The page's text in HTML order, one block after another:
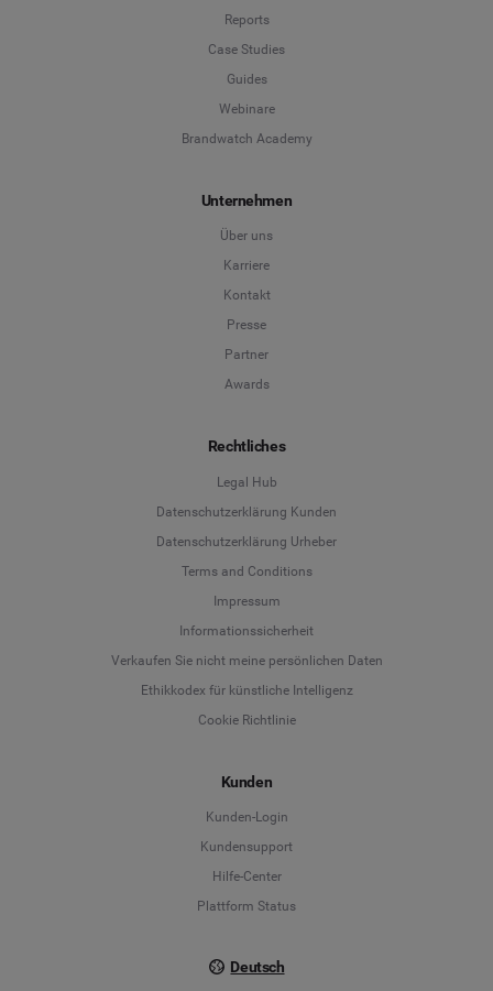
Reports
Case Studies
Guides
Webinare
Brandwatch Academy
Unternehmen
Über uns
Karriere
Kontakt
Presse
Partner
Awards
Rechtliches
Legal Hub
Datenschutzerklärung Kunden
Datenschutzerklärung Urheber
Terms and Conditions
Impressum
Informationssicherheit
Verkaufen Sie nicht meine persönlichen Daten
Ethikkodex für künstliche Intelligenz
Cookie Richtlinie
Kunden
Kunden-Login
Kundensupport
Hilfe-Center
Plattform Status
Deutsch
Deutsch